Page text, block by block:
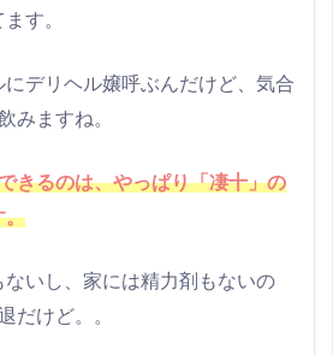
す。
デリヘル嬢呼ぶんだけど、気合
みますね。
きるのは、やっぱり「凄十」の
。
いし、家には精力剤もないの
だけど。。